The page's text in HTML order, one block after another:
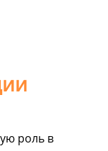
роль в